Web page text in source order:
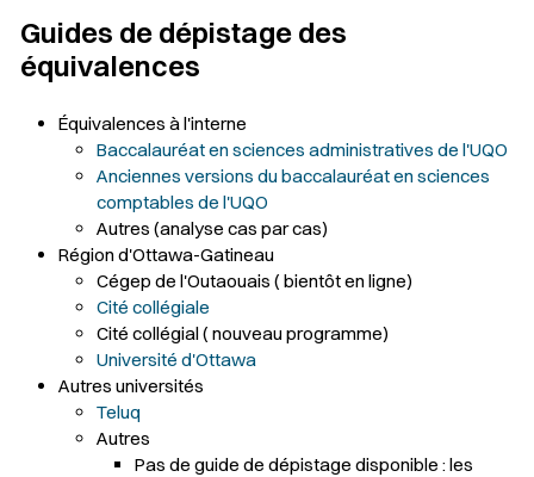
Guides de dépistage des
équivalences
Équivalences à l'interne
Baccalauréat en sciences administratives de l'UQO
Anciennes versions du baccalauréat en sciences
comptables de l'UQO
Autres (analyse cas par cas)
Région d'Ottawa-Gatineau
Cégep de l'Outaouais ( bientôt en ligne)
Cité collégiale
Cité collégial ( nouveau programme)
Université d'Ottawa
Autres universités
Teluq
Autres
Pas de guide de dépistage disponible : les